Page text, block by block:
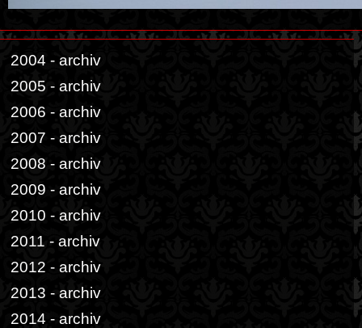
2004 - archiv
2005 - archiv
2006 - archiv
2007 - archiv
2008 - archiv
2009 - archiv
2010 - archiv
2011 - archiv
2012 - archiv
2013 - archiv
2014 - archiv